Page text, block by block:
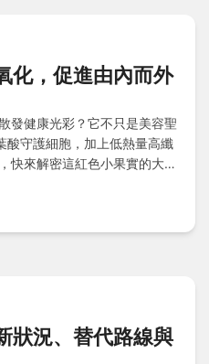
化，促進由內而外
發健康光彩？它不只是美容聖
酸守護細胞，加上低熱量高纖
快來解密這紅色小果實的大能
狀況、替代路線與